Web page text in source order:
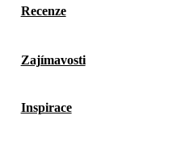
Recenze
Zajímavosti
Inspirace